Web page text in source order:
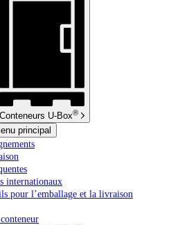
Conteneurs U-Box®
principal
internationaux
pour l’emballage et la livraison